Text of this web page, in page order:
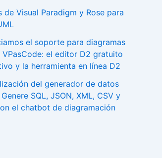
de Visual Paradigm y Rose para
el soporte para diagramas
VPasCode: el editor D2 gratuito
y la herramienta en línea D2
del generador de datos
SQL, JSON, XML, CSV y
el chatbot de diagramación